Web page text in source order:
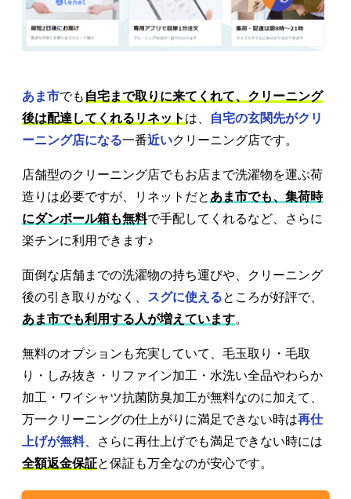
あま市でも 自宅まで取りに来てくれて、クリーニング
後は配達してくれるリネット は、
自宅の玄関先がクリ
ーニング店になる一番近いクリーニング店です。
店舗型のクリーニング店でもお店まで洗濯物を運ぶ荷
造りは必要ですが、リネットだと あま市でも、集荷時
にダンボール箱も無料で手配してくれるなど、さらに
楽チンに利用できます♪
面倒な店舗までの洗濯物の持ち運びや、クリーニング
後の引き取りがなく、
スグに使えるところが好評で、
あま市でも利用する人が増えています。
無料のオプションも充実していて、毛玉取り・毛取
り・しみ抜き・リファイン加工・水洗い全品やわらか
加工・ワイシャツ抗菌防臭加工が無料なのに加えて、
万一クリーニングの仕上がりに満足できない時は再仕
上げが無料、さらに再仕上げでも満足できない時には
全額返金保証と保証も万全なのが安心です。